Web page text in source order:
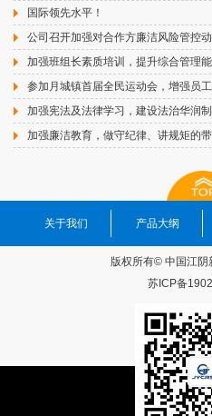
国际领先水平！
公司召开加强对合作方廉洁风险管控
加强班组长素质培训，提升综合管理
参加月城镇首届全民运动会，增强员
加强宪法及法律学习，建设法治华润
加强廉洁教育，做守纪律、讲规矩的
关于我们 产品大纲
版权所有© 中国江阴
苏ICP备